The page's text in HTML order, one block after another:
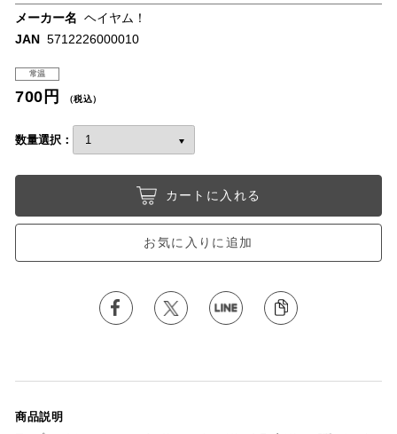
メーカー名 ヘイヤム！
JAN 5712226000010
常温
700円 （税込）
数量選択：
カートに入れる
お気に入りに追加
商品説明